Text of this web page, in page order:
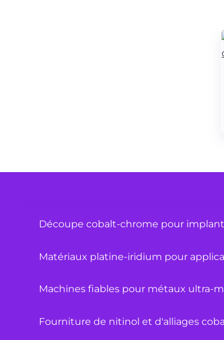
Machines laser de précision pour
Matériaux de haute qualité pour